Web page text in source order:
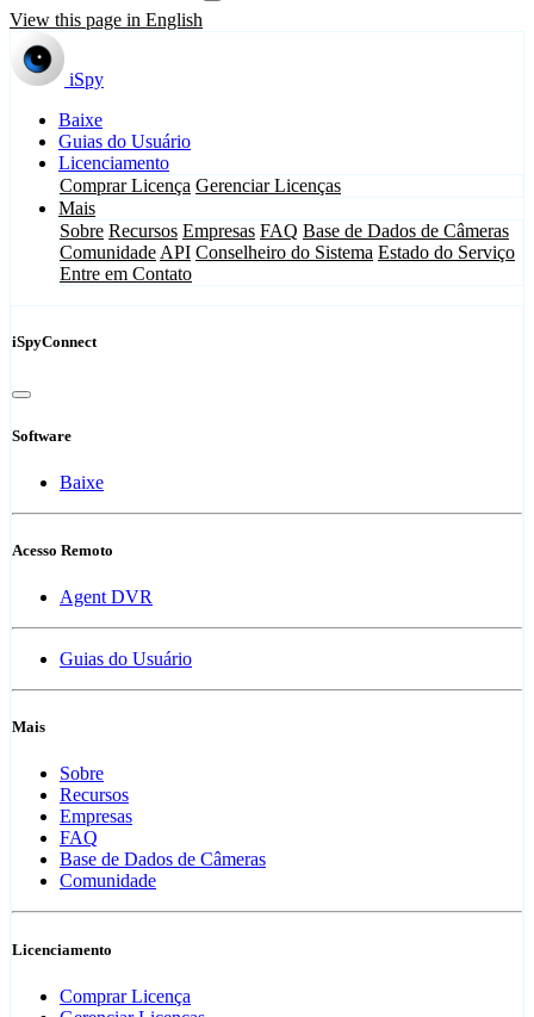
View this page in English
iSpy
Baixe
Guias do Usuário
Licenciamento
Comprar Licença Gerenciar Licenças
Mais
Sobre Recursos Empresas FAQ Base de Dados de Câmeras
Comunidade API Conselheiro do Sistema Estado do Serviço
Entre em Contato
iSpyConnect
Software
Baixe
Acesso Remoto
Agent DVR
Guias do Usuário
Mais
Sobre
Recursos
Empresas
FAQ
Base de Dados de Câmeras
Comunidade
Licenciamento
Comprar Licença